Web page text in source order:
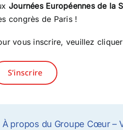
Journées Européennes de la
congrès de Paris !
vous inscrire, veuillez
S’inscrire
À propos du Groupe Cœur –